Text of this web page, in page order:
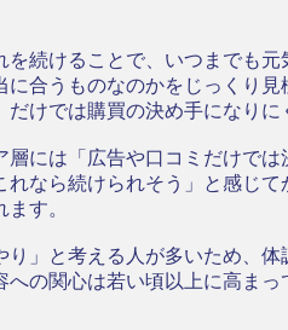
続けることで、いつまでも
合うものなのかをじっくり
けでは購買の決め手になりに
には「広告や口コミだけで
なら続けられそう」と感じ
す。
」と考える人が多いため、
の関心は若い頃以上に高ま